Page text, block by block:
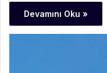
Devamını Oku »